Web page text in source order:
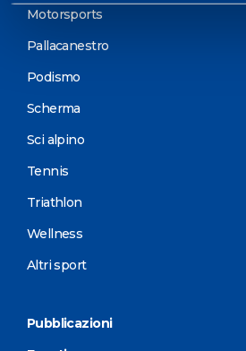
Motorsports
Pallacanestro
Podismo
Scherma
Sci alpino
Tennis
Triathlon
Wellness
Altri sport
Pubblicazioni